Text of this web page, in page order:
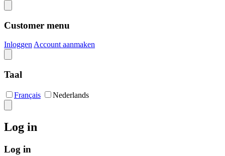
Customer menu
InloggenAccount aanmaken
Taal
Français Nederlands
Log in
Log in